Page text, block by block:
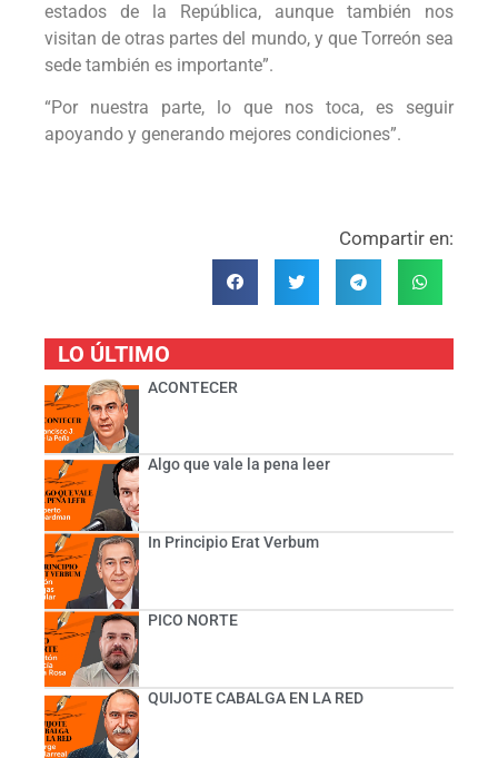
estados de la República, aunque también nos
visitan de otras partes del mundo, y que Torreón sea
sede también es importante”.
“Por nuestra parte, lo que nos toca, es seguir
apoyando y generando mejores condiciones”.
Compartir en:
LO ÚLTIMO
ACONTECER
Algo que vale la pena leer
In Principio Erat Verbum
PICO NORTE
QUIJOTE CABALGA EN LA RED